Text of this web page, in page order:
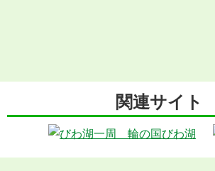
関連サイト